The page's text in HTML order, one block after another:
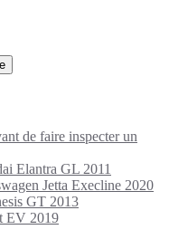
de faire inspecter un
Elantra GL 2011
Jetta Execline 2020
GT 2013
EV 2019